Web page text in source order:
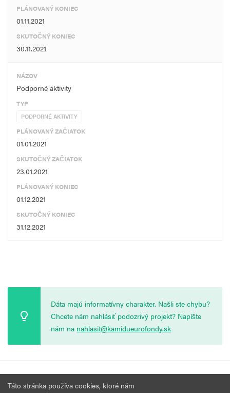
PLÁNOVANÝ KONIEC
01.11.2021
SKUTOČNÝ KONIEC
30.11.2021
NÁZOV
Podporné aktivity
TYP
PODPORNÉ AKTIVITY
PLÁNOVANÝ ZAČIATOK
01.01.2021
SKUTOČNÝ ZAČIATOK
23.01.2021
PLÁNOVANÝ KONIEC
01.12.2021
SKUTOČNÝ KONIEC
31.12.2021
Dáta majú informatívny charakter. Našli ste chybu?
Chcete nám nahlásiť podozrivý projekt? Napíšte
nám na nahlasit@kamidueurofondy.sk
Táto stránka používa cookies, ktoré nám